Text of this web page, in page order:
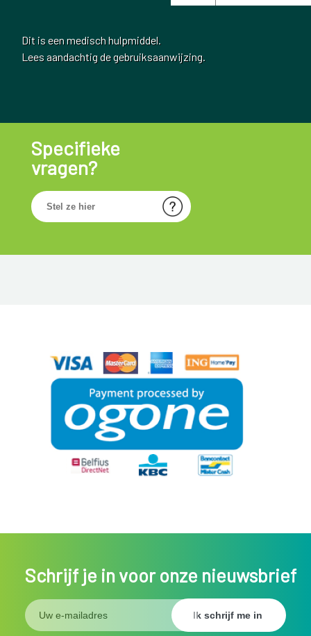
Dit is een medisch hulpmiddel.
Lees aandachtig de gebruiksaanwijzing.
Specifieke
vragen?
Schrijf je in voor onze nieuwsbrief